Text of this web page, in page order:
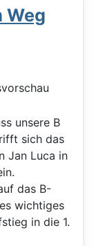
Weg
unsere B
sich das
Jan Luca in
das B-
wichtiges
in die 1.